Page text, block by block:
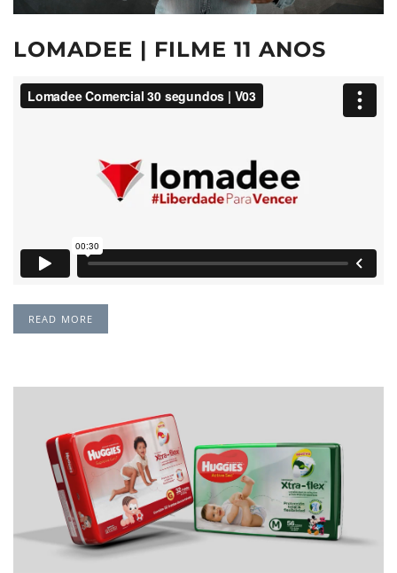
LOMADEE | FILME 11 ANOS
READ MORE